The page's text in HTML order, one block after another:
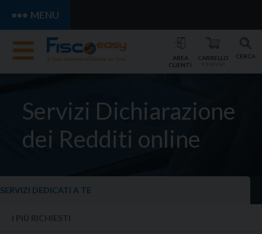
MENU
CERCA
CARRELLO
AREA
CLIENTI
Servizi Dichiarazione
dei Redditi online
SERVIZI DEDICATI A TE